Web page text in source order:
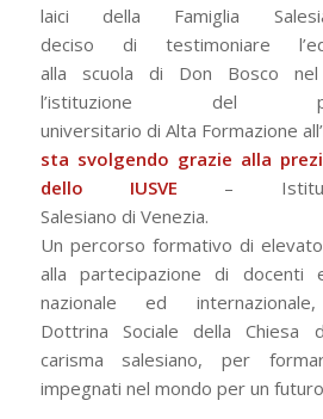
laici della Famiglia
deciso di testimoniare
alla scuola di Don Bosco nel
l’istituzione del
universitario di Alta Formazione
sta svolgendo grazie alla
dello IUSVE – Istituto
Salesiano di Venezia.
Un percorso formativo di
alla partecipazione di
nazionale ed
Dottrina Sociale della Chiesa
carisma salesiano, per
impegnati nel mondo per un